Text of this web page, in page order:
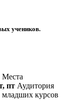
учеников.
Места
пт Аудитория
курсов